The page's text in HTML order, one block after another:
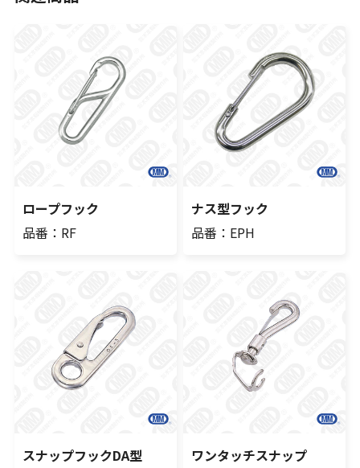
ロープフック
品番：RF
ナス型フック
品番：EPH
スナップフックDA型
ワンタッチスナップ